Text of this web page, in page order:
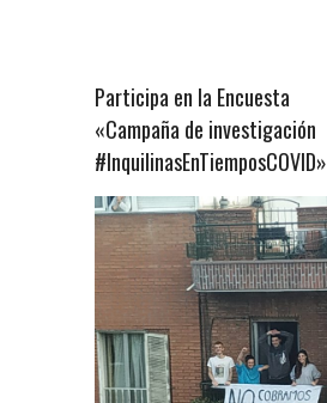
Participa en la Encuesta
«Campaña de investigación
#InquilinasEnTiemposCOVID»